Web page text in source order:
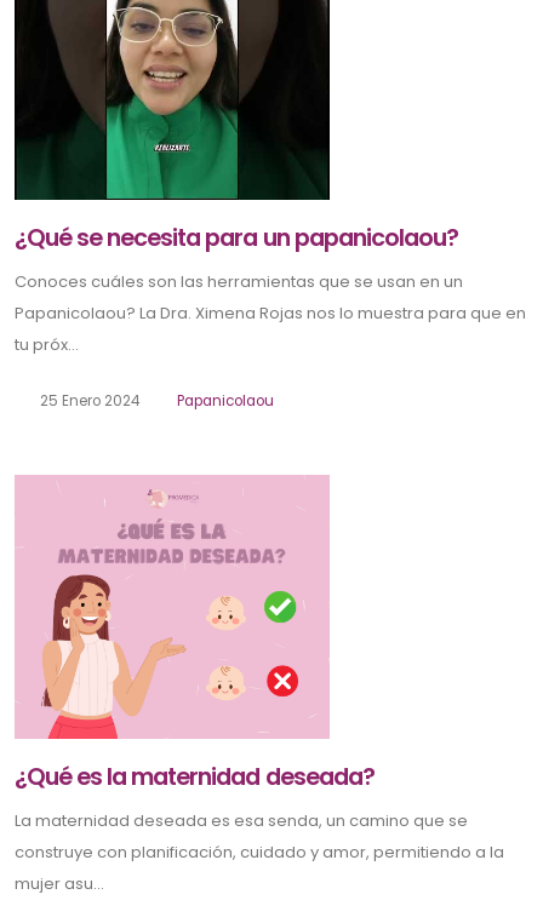
¿Qué se necesita para un papanicolaou?
Conoces cuáles son las herramientas que se usan en un
Papanicolaou? La Dra. Ximena Rojas nos lo muestra para que en
tu próx...
25 Enero 2024 Papanicolaou
¿Qué es la maternidad deseada?
La maternidad deseada es esa senda, un camino que se
construye con planificación, cuidado y amor, permitiendo a la
mujer asu...